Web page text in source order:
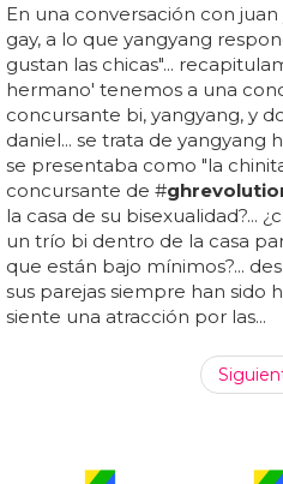
En una conversación con
gay, a lo que yangyang
gustan las chicas"...
hermano' tenemos a una
concursante bi, yangyang, y
daniel... se trata de yangyang
se presentaba como "la
concursante de #gh
la casa de su bisexualidad?...
un trío bi dentro de la casa
que están bajo mínimos?...
sus parejas siempre han sido
siente una atracción por las...